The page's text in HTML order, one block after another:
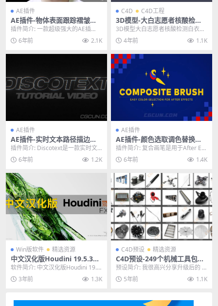
AE插件
AE插件-物体表面跟踪褶皱特
效合成插件 Lockdown v1.5.
5 Win中文汉化破解版
插件简介: 一款超级强大的AE插
件，Lockdown是一款革命性的新插
件，可以直...
6年前 2.1K
C4D C4D工程
3D模型-大白志愿者核酸检测
白衣天使3D卡通IP人物模型
3D模型大白志愿者核酸检测白衣天
使3D卡通IP人物模型，模型格式包
含.C4D ....
4年前 1.1K
AE插件
AE插件-实时文本路径描边图
层修剪动画插件 Discotext v
1.0 WIN破解版
插件简介: Discotext是一款实时文
本图层的修剪路径描边AE插件，我
们看过...
6年前 1.2K
AE插件
AE插件-颜色选取调色替换修
改插件 Composite Brush v
1.6.1 Win破解版
插件简介: 复合画笔是用于After Eff
ects的准确且易于使用的颜色选择
器...6年前 1.4K
Win版软件 精选资源
中文汉化版Houdini 19.5.303
三维电影特效制作软件
软件简介: 中文汉化版Houdini 19.5.
303三维电影特效制作软件，Ho...
3年前 1.3K
C4D预设 精选资源
C4D预设-249个机械工具包模
型预设合集 Designers Pack
预设简介: 我很高兴分享升级后的 D
esigners Pack 2.0！我们已将...
5年前 1.1K